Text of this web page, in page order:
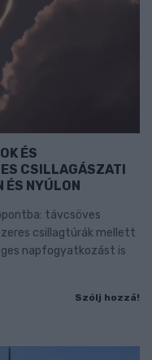
ÉS
CSILLAGÁSZATI
ÉS NYÚLON
távcsöves
csillagtúrák mellett
napfogyatkozást is
Szólj hozzá!